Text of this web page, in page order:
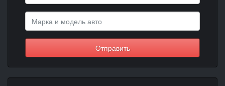
Отправить